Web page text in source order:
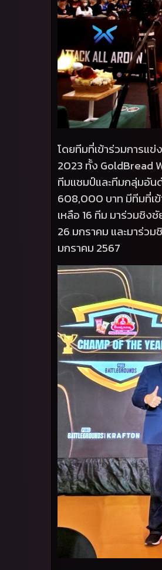
โดยทีมที่เข้าร่วมการแ
2023 ทั้ง GoldBread
ทีมแชมป์และทีมกลุ่มอัน
608,000 บาท มีทีมที่เ
เหลือ 16 ทีม มาร่วมชิง
26 มกราคม และมาร่ว
มกราคม 2567